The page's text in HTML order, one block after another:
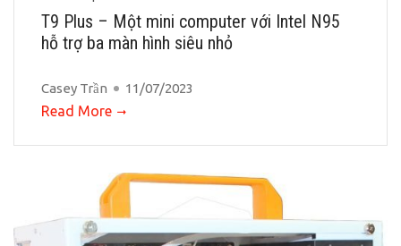
T9 Plus – Một mini computer với Intel N95
hỗ trợ ba màn hình siêu nhỏ
Casey Trần 11/07/2023
Read More